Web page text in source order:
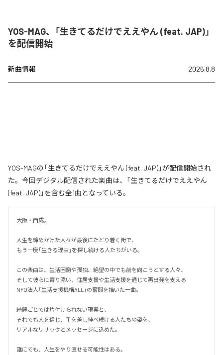
YOS-MAG、「生きてるだけでええやん (feat. JAP)」
を配信開始
新曲情報 2026.8.8
YOS-MAGの「生きてるだけでええやん (feat. JAP)」が配信開始され
た。今回デジタル配信された楽曲は、「生きてるだけでええやん
(feat. JAP)」を含む全1曲となっている。
大阪・西成。
人生を諦めかけた人々が最後にたどり着く街で、
もう一度「生きる理由」を探し続ける人たちがいる。
この楽曲は、生活困窮や孤独、絶望の中でも前を向こうとする人々、
そして彼らに寄り添い、住居支援や生活支援を通じて再出発を支える
NPO法人「生活支援機構ALL」の奮闘を描いた一曲。
綺麗ごとでは片付けられない現実と、
それでも人を信じ、手を差し伸べ続ける人たちの姿を、
リアルなリリックとメッセージに込めた。
誰にでも、人生をやり直せる可能性はある。